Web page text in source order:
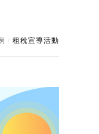
/ 租稅宣導活動